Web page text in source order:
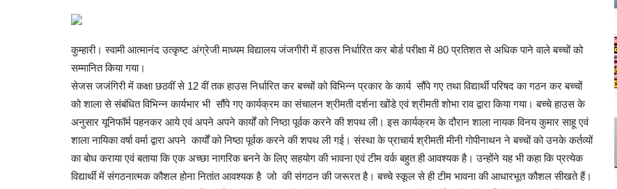
कुम्हारी। स्वामी आत्मानंद उत्कृष्ट अंग्रेजी माध्यम विद्यालय जंजगीरी में हाउस निर्धारित कर बोर्ड परीक्षा में 80 प्रतिशत से अधिक पाने वाले बच्चों को
सम्मानित किया गया।
सेजस जजंगिरी में कक्षा छठवीं से 12 वीं तक हाउस निर्धारित कर बच्चों को विभिन्न प्रकार के कार्य सौंपे गए तथा विद्यार्थी परिषद का गठन कर बच्चों
को शाला से संबंधित विभिन्न कार्यभार भी सौंपे गए कार्यक्रम का संचालन श्रीमती दर्शना खोंडे एवं श्रीमती शोभा राव द्वारा किया गया। बच्चे हाउस के
अनुसार यूनिफॉर्म पहनकर आये एवं अपने अपने कार्यों को निष्ठा पूर्वक करने की शपथ ली। इस कार्यक्रम के दौरान शाला नायक विनय कुमार साहू एवं
शाला नायिका वर्षा वर्मा द्वारा अपने कार्यों को निष्ठा पूर्वक करने की शपथ ली गई। संस्था के प्राचार्य श्रीमती मीनी गोपीनाथन ने बच्चों को उनके कर्तव्यों
का बोध कराया एवं बताया कि एक अच्छा नागरिक बनने के लिए सहयोग की भावना एवं टीम वर्क बहुत ही आवश्यक है। उन्होंने यह भी कहा कि प्रत्येक
विद्यार्थी में संगठनात्मक कौशल होना नितांत आवश्यक है जो की संगठन की जरूरत है। बच्चे स्कूल से ही टीम भावना की आधारभूत कौशल सीखते हैं।